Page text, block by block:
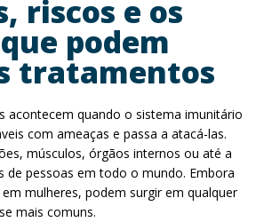
riscos e os
podem
tratamentos
acontecem quando o sistema imunitário
com ameaças e passa a atacá-las.
músculos, órgãos internos ou até a
de pessoas em todo o mundo. Embora
mulheres, podem surgir em qualquer
mais comuns.